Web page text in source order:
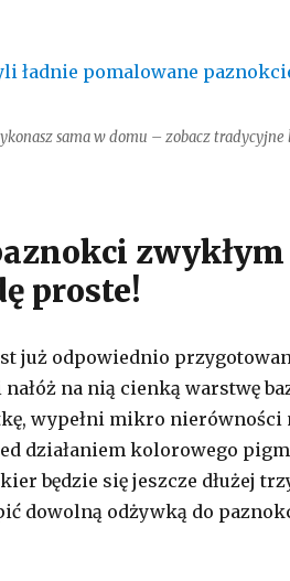
sama w domu – zobacz
proste!
już odpowiednio
na nią cienką warstwę
wypełni mikro
działaniem kolorowego
będzie się jeszcze dłużej
dowolną odżywką do